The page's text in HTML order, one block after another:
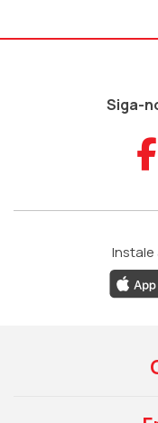
Siga-
Instale